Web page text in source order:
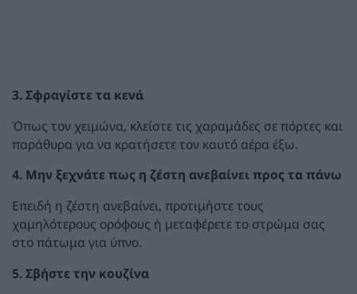
3. Σφραγίστε τα κενά
Όπως τον χειμώνα, κλείστε τις χαραμάδες σε πόρτες και
παράθυρα για να κρατήσετε τον καυτό αέρα έξω.
4. Μην ξεχνάτε πως η ζέστη ανεβαίνει προς τα πάνω
Επειδή η ζέστη ανεβαίνει, προτιμήστε τους
χαμηλότερους ορόφους ή μεταφέρετε το στρώμα σας
στο πάτωμα για ύπνο.
5. Σβήστε την κουζίνα